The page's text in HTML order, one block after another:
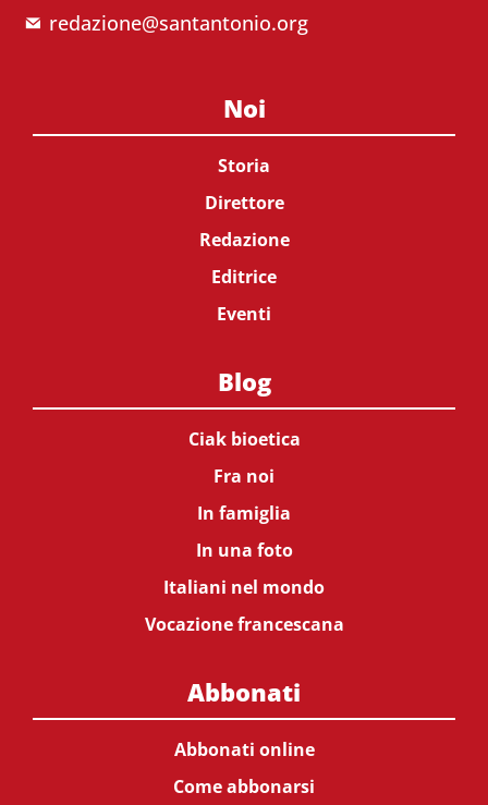
redazione@santantonio.org
Noi
Storia
Direttore
Redazione
Editrice
Eventi
Blog
Ciak bioetica
Fra noi
In famiglia
In una foto
Italiani nel mondo
Vocazione francescana
Abbonati
Abbonati online
Come abbonarsi